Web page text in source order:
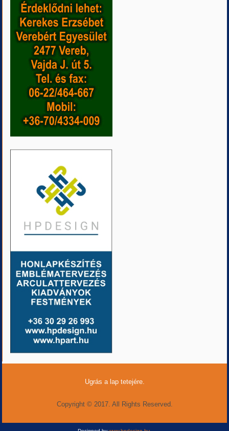
Ugrás a lap tetejére.
Copyright © 2017. All Rights Reserved.